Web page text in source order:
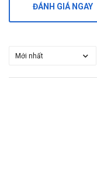
ĐÁNH GIÁ NGAY